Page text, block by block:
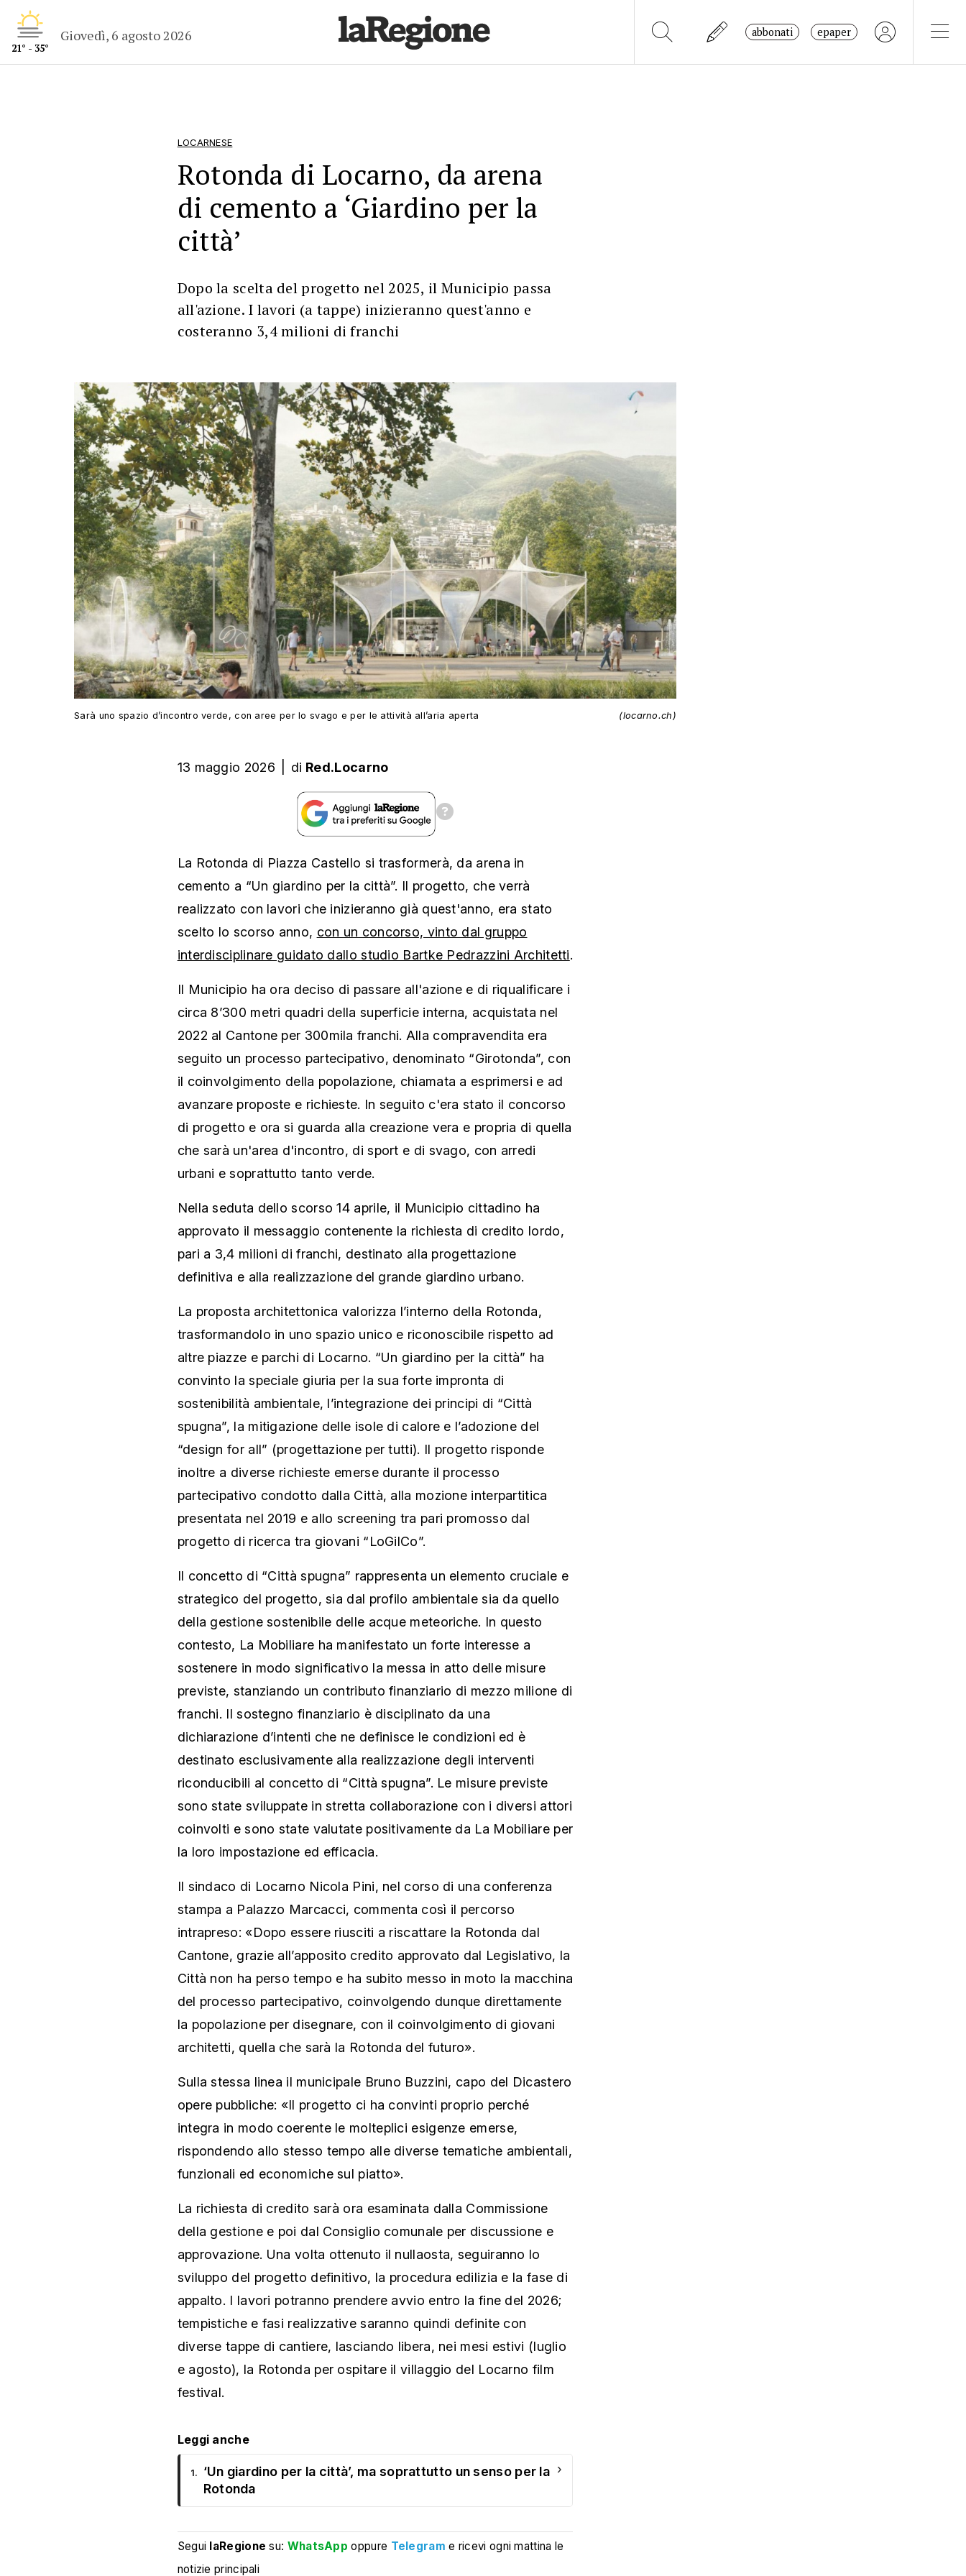
21° - 35°
Giovedì, 6 agosto 2026 abbonati epaper
LOCARNESE
Rotonda di Locarno, da arena
di cemento a ‘Giardino per la
città’
Dopo la scelta del progetto nel 2025, il Municipio passa
all'azione. I lavori (a tappe) inizieranno quest'anno e
costeranno 3,4 milioni di franchi
Sarà uno spazio d’incontro verde, con aree per lo svago e per le attività all’aria aperta (locarno.ch)
13 maggio 2026 di Red.Locarno
La Rotonda di Piazza Castello si trasformerà, da arena in
cemento a “Un giardino per la città”. Il progetto, che verrà
realizzato con lavori che inizieranno già quest'anno, era stato
scelto lo scorso anno, con un concorso, vinto dal gruppo
interdisciplinare guidato dallo studio Bartke Pedrazzini Architetti.
Il Municipio ha ora deciso di passare all'azione e di riqualificare i
circa 8’300 metri quadri della superficie interna, acquistata nel
2022 al Cantone per 300mila franchi. Alla compravendita era
seguito un processo partecipativo, denominato “Girotonda”, con
il coinvolgimento della popolazione, chiamata a esprimersi e ad
avanzare proposte e richieste. In seguito c'era stato il concorso
di progetto e ora si guarda alla creazione vera e propria di quella
che sarà un'area d'incontro, di sport e di svago, con arredi
urbani e soprattutto tanto verde.
Nella seduta dello scorso 14 aprile, il Municipio cittadino ha
approvato il messaggio contenente la richiesta di credito lordo,
pari a 3,4 milioni di franchi, destinato alla progettazione
definitiva e alla realizzazione del grande giardino urbano.
La proposta architettonica valorizza l’interno della Rotonda,
trasformandolo in uno spazio unico e riconoscibile rispetto ad
altre piazze e parchi di Locarno. “Un giardino per la città” ha
convinto la speciale giuria per la sua forte impronta di
sostenibilità ambientale, l’integrazione dei principi di “Città
spugna”, la mitigazione delle isole di calore e l’adozione del
“design for all” (progettazione per tutti). Il progetto risponde
inoltre a diverse richieste emerse durante il processo
partecipativo condotto dalla Città, alla mozione interpartitica
presentata nel 2019 e allo screening tra pari promosso dal
progetto di ricerca tra giovani “LoGilCo”.
Il concetto di “Città spugna” rappresenta un elemento cruciale e
strategico del progetto, sia dal profilo ambientale sia da quello
della gestione sostenibile delle acque meteoriche. In questo
contesto, La Mobiliare ha manifestato un forte interesse a
sostenere in modo significativo la messa in atto delle misure
previste, stanziando un contributo finanziario di mezzo milione di
franchi. Il sostegno finanziario è disciplinato da una
dichiarazione d’intenti che ne definisce le condizioni ed è
destinato esclusivamente alla realizzazione degli interventi
riconducibili al concetto di “Città spugna”. Le misure previste
sono state sviluppate in stretta collaborazione con i diversi attori
coinvolti e sono state valutate positivamente da La Mobiliare per
la loro impostazione ed efficacia.
Il sindaco di Locarno Nicola Pini, nel corso di una conferenza
stampa a Palazzo Marcacci, commenta così il percorso
intrapreso: «Dopo essere riusciti a riscattare la Rotonda dal
Cantone, grazie all’apposito credito approvato dal Legislativo, la
Città non ha perso tempo e ha subito messo in moto la macchina
del processo partecipativo, coinvolgendo dunque direttamente
la popolazione per disegnare, con il coinvolgimento di giovani
architetti, quella che sarà la Rotonda del futuro».
Sulla stessa linea il municipale Bruno Buzzini, capo del Dicastero
opere pubbliche: «Il progetto ci ha convinti proprio perché
integra in modo coerente le molteplici esigenze emerse,
rispondendo allo stesso tempo alle diverse tematiche ambientali,
funzionali ed economiche sul piatto».
La richiesta di credito sarà ora esaminata dalla Commissione
della gestione e poi dal Consiglio comunale per discussione e
approvazione. Una volta ottenuto il nullaosta, seguiranno lo
sviluppo del progetto definitivo, la procedura edilizia e la fase di
appalto. I lavori potranno prendere avvio entro la fine del 2026;
tempistiche e fasi realizzative saranno quindi definite con
diverse tappe di cantiere, lasciando libera, nei mesi estivi (luglio
e agosto), la Rotonda per ospitare il villaggio del Locarno film
festival.
Leggi anche
1.
‘Un giardino per la città’, ma soprattutto un senso per la
Rotonda
›
Segui laRegione su: WhatsApp oppure Telegram e ricevi ogni mattina le
notizie principali